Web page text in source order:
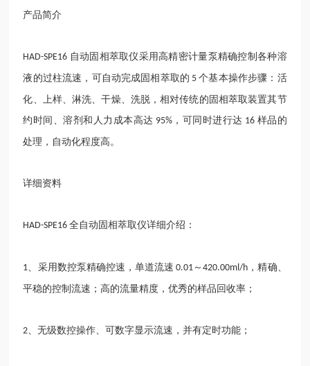
产品简介
HAD-SPE16 自动固相萃取仪采用高精密计量泵精确控制各种溶
液的过柱流速，可自动完成固相萃取的 5个基本操作步骤：活
化、上样、淋洗、干燥、洗脱，相对传统的固相萃取装置其节
约时间、溶剂和人力成本高达 95%，可同时进行达 16 样品的
处理，自动化程度高。
详细资料
HAD-SPE16全自动固相萃取仪详细介绍：
1 、采用数控泵精确控速，单道流速 0.01 ～420.00ml/h ，精确、
平稳的控制流速；高的流量精度，优秀的样品回收率；
2 、无级数控操作、可数字显示流速，并有定时功能；